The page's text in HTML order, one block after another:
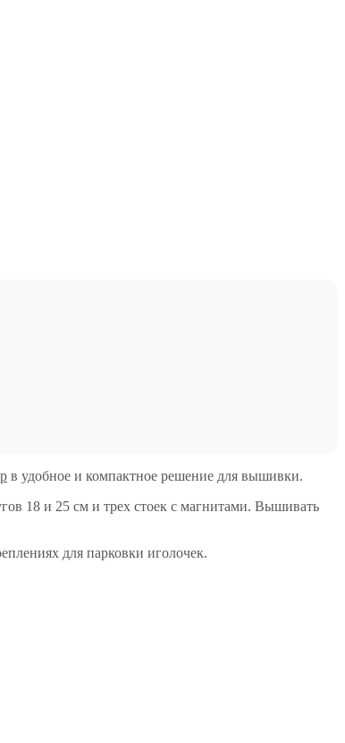
в удобное и компактное решение для вышивки.
18 и 25 см и трех стоек с магнитами. Вышивать
для парковки иголочек.